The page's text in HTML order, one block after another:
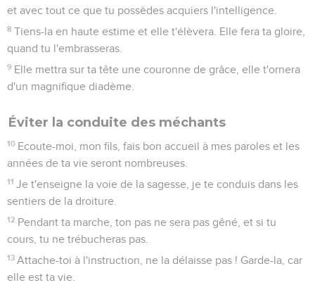
et avec tout ce que tu possèdes acquiers l'intelligence.
8 Tiens-la en haute estime et elle t'élèvera. Elle fera ta gloire,
quand tu l'embrasseras.
9 Elle mettra sur ta tête une couronne de grâce, elle t'ornera
d'un magnifique diadème.
Éviter la conduite des méchants
10 Ecoute-moi, mon fils, fais bon accueil à mes paroles et les
années de ta vie seront nombreuses.
11 Je t'enseigne la voie de la sagesse, je te conduis dans les
sentiers de la droiture.
12 Pendant ta marche, ton pas ne sera pas gêné, et si tu
cours, tu ne trébucheras pas.
13 Attache-toi à l'instruction, ne la délaisse pas ! Garde-la, car
elle est ta vie.